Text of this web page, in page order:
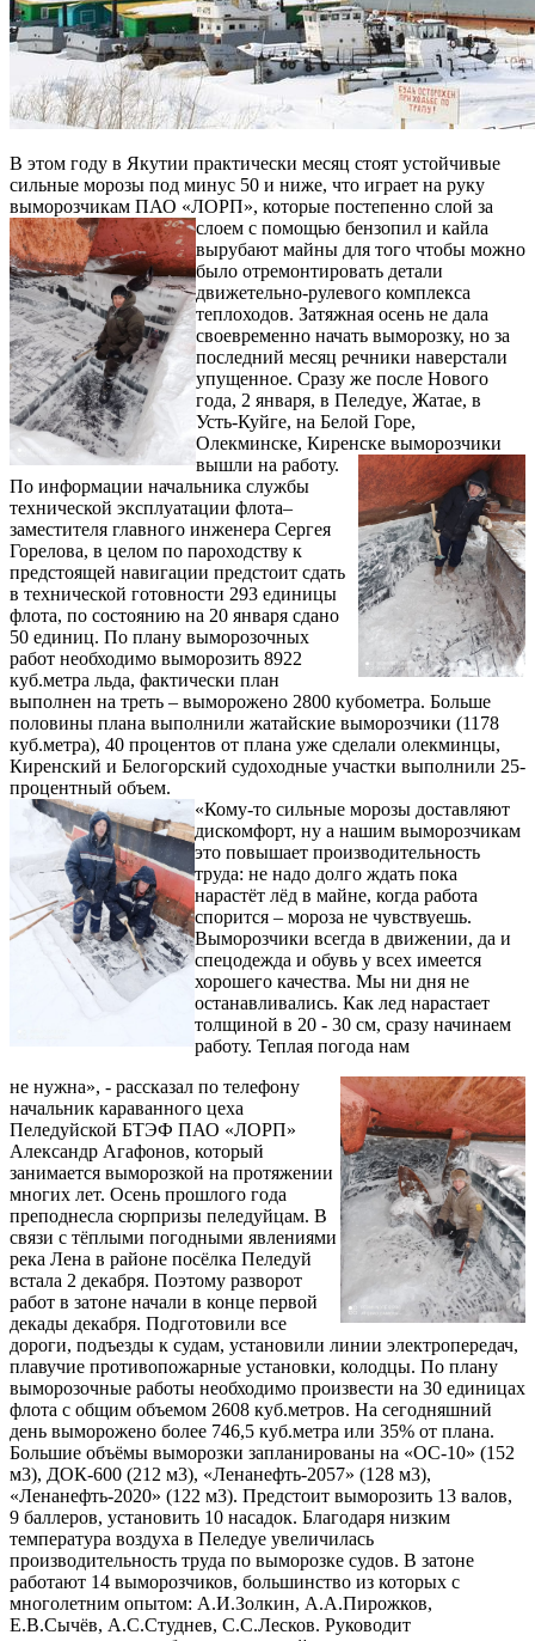
В этом году в Якутии практически месяц стоят устойчивые
сильные морозы под минус 50 и ниже, что играет на руку
выморозчикам ПАО «ЛОРП», которые постепенно слой за
слоем с помощью бензопил и кайла
вырубают майны для того чтобы можно
было отремонтировать детали
движетельно-рулевого комплекса
теплоходов. Затяжная осень не дала
своевременно начать выморозку, но за
последний месяц речники наверстали
упущенное. Сразу же после Нового
года, 2 января, в Пеледуе, Жатае, в
Усть-Куйге, на Белой Горе,
Олекминске, Киренске выморозчики
вышли на работу.
По информации начальника службы
технической эксплуатации флота–
заместителя главного инженера Сергея
Горелова, в целом по пароходству к
предстоящей навигации предстоит сдать
в технической готовности 293 единицы
флота, по состоянию на 20 января сдано
50 единиц. По плану выморозочных
работ необходимо выморозить 8922
куб.метра льда, фактически план
выполнен на треть – выморожено 2800 кубометра. Больше
половины плана выполнили жатайские выморозчики (1178
куб.метра), 40 процентов от плана уже сделали олекминцы,
Киренский и Белогорский судоходные участки выполнили 25-
процентный объем.
«Кому-то сильные морозы доставляют
дискомфорт, ну а нашим выморозчикам
это повышает производительность
труда: не надо долго ждать пока
нарастёт лёд в майне, когда работа
спорится – мороза не чувствуешь.
Выморозчики всегда в движении, да и
спецодежда и обувь у всех имеется
хорошего качества. Мы ни дня не
останавливались. Как лед нарастает
толщиной в 20 - 30 см, сразу начинаем
работу. Теплая погода нам
не нужна», - рассказал по телефону
начальник караванного цеха
Пеледуйской БТЭФ ПАО «ЛОРП»
Александр Агафонов, который
занимается выморозкой на протяжении
многих лет. Осень прошлого года
преподнесла сюрпризы пеледуйцам. В
связи с тёплыми погодными явлениями
река Лена в районе посёлка Пеледуй
встала 2 декабря. Поэтому разворот
работ в затоне начали в конце первой
декады декабря. Подготовили все
дороги, подъезды к судам, установили линии электропередач,
плавучие противопожарные установки, колодцы. По плану
выморозочные работы необходимо произвести на 30 единицах
флота с общим объемом 2608 куб.метров. На сегодняшний
день выморожено более 746,5 куб.метра или 35% от плана.
Большие объёмы выморозки запланированы на «ОС-10» (152
м3), ДОК-600 (212 м3), «Ленанефть-2057» (128 м3),
«Ленанефть-2020» (122 м3). Предстоит выморозить 13 валов,
9 баллеров, установить 10 насадок. Благодаря низким
температура воздуха в Пеледуе увеличилась
производительность труда по выморозке судов. В затоне
работают 14 выморозчиков, большинство из которых с
многолетним опытом: А.И.Золкин, А.А.Пирожков,
Е.В.Сычёв, А.С.Студнев, С.С.Лесков. Руководит